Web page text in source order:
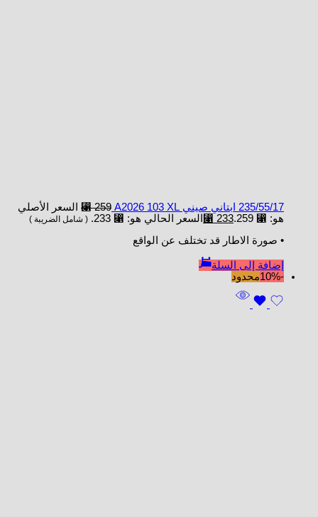
235/55/17 ابتاني صيني A2026 103 XL ⃁259
السعر الأصلي
هو: ⃁ 259.
⃁ 233 السعر الحالي هو: ⃁ 233. ( شامل الضريبة )
• صورة الاطار قد تختلف عن الواقع
إضافة إلى السلة
-10%
محدود